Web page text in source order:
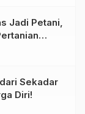
Jadi Petani,
Sekadar
Diri!